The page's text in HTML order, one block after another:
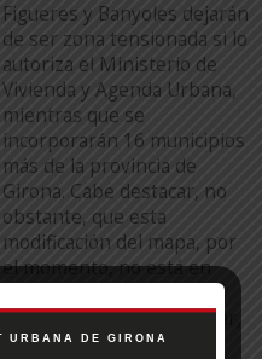
Figueres y Banyoles dejarán
de ser zona tensionada si lo
autoriza el Ministerio de
Vivienda y Agenda Urbana,
mientras que se
incorporarán 16 municipios
más de la provincia de
Girona. Cabe destacar, no
obstante, que esta
modificación del mapa, por
el momento, no está en
vigor. Para que lo esté, es
necesario, en primer lugar,
[…]